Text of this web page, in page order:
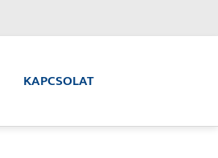
KAPCSOLAT